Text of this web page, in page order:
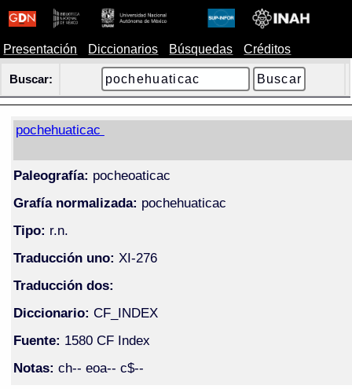
Presentación Diccionarios Búsquedas Créditos
Buscar:
pochehuaticac
Paleografía: pocheoaticac
Grafía normalizada: pochehuaticac
Tipo: r.n.
Traducción uno: XI-276
Traducción dos:
Diccionario: CF_INDEX
Fuente: 1580 CF Index
Notas: ch-- eoa-- c$--